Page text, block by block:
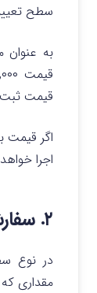
سطح
به
قیمت
اجرا
۲. سفارش مارکت (Market Order)
در نوع
مقداری